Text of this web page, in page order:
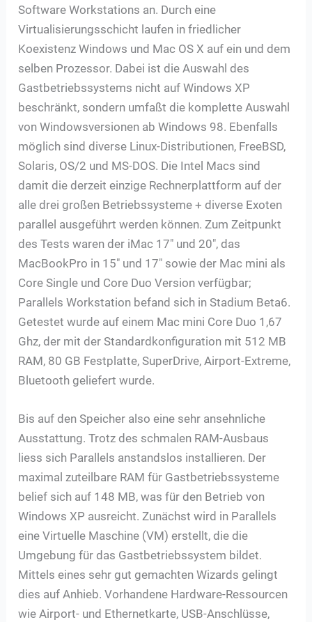
Software Workstations an. Durch eine
Virtualisierungsschicht laufen in friedlicher
Koexistenz Windows und Mac OS X auf ein und dem
selben Prozessor. Dabei ist die Auswahl des
Gastbetriebssystems nicht auf Windows XP
beschränkt, sondern umfaßt die komplette Auswahl
von Windowsversionen ab Windows 98. Ebenfalls
möglich sind diverse Linux-Distributionen, FreeBSD,
Solaris, OS/2 und MS-DOS. Die Intel Macs sind
damit die derzeit einzige Rechnerplattform auf der
alle drei großen Betriebssysteme + diverse Exoten
parallel ausgeführt werden können. Zum Zeitpunkt
des Tests waren der iMac 17″ und 20″, das
MacBookPro in 15″ und 17″ sowie der Mac mini als
Core Single und Core Duo Version verfügbar;
Parallels Workstation befand sich in Stadium Beta6.
Getestet wurde auf einem Mac mini Core Duo 1,67
Ghz, der mit der Standardkonfiguration mit 512 MB
RAM, 80 GB Festplatte, SuperDrive, Airport-Extreme,
Bluetooth geliefert wurde.
Bis auf den Speicher also eine sehr ansehnliche
Ausstattung. Trotz des schmalen RAM-Ausbaus
liess sich Parallels anstandslos installieren. Der
maximal zuteilbare RAM für Gastbetriebssysteme
belief sich auf 148 MB, was für den Betrieb von
Windows XP ausreicht. Zunächst wird in Parallels
eine Virtuelle Maschine (VM) erstellt, die die
Umgebung für das Gastbetriebssystem bildet.
Mittels eines sehr gut gemachten Wizards gelingt
dies auf Anhieb. Vorhandene Hardware-Ressourcen
wie Airport- und Ethernetkarte, USB-Anschlüsse,